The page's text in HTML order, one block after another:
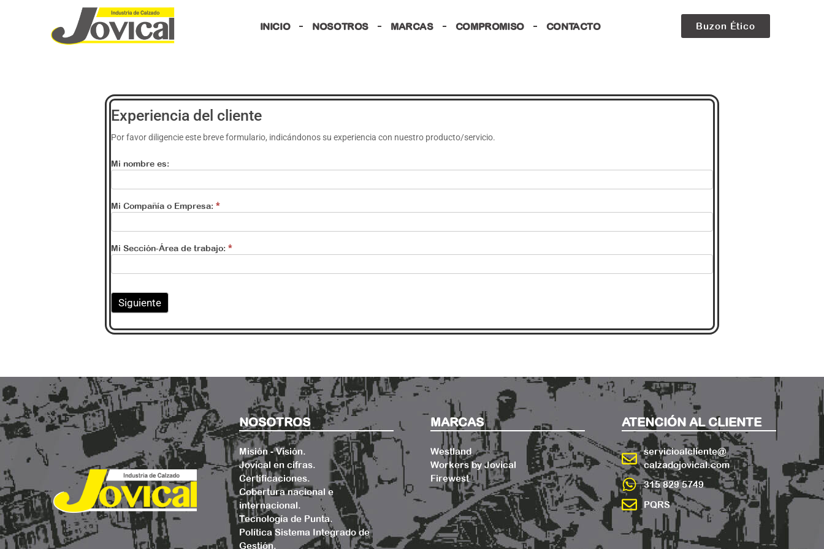
INICIO NOSOTROS MARCAS COMPROMISO CONTACTO Buzon Ético
Experiencia
del cliente
Experiencia del cliente
Por favor diligencie este breve formulario, indicándonos su experiencia con nuestro producto/servicio.
Mi nombre es:
Mi Compañía o Empresa: *
Mi Sección-Área de trabajo: *
Siguiente
NOSOTROS
Misión - Visión.
Jovical en cifras.
Certificaciones.
Cobertura nacional e
internacional.
Tecnología de Punta.
Política Sistema Integrado de
Gestión.
MARCAS
Westland
Workers by Jovical
Firewest
ATENCIÓN AL CLIENTE
servicioalcliente@
calzadojovical.com
315 829 5749
PQRS